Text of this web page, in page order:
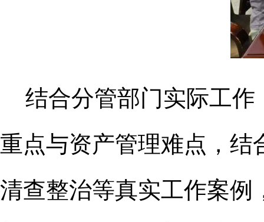
结合分管部门实际工
重点与资产管理难点，
清查整治等真实工作案例